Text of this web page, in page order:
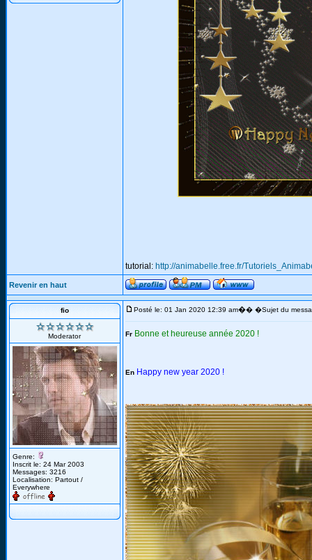
tutorial: http://animabelle.free.fr/
Revenir en haut
fio
Moderator
Genre:
Inscrit le: 24 Mar 2003
Messages: 3216
Localisation: Partout /
Everywhere
Posté le: 01 Jan 2020 12:39 am�� �Sujet du
Fr Bonne et heureuse année 2020 !
En Happy new year 2020 !